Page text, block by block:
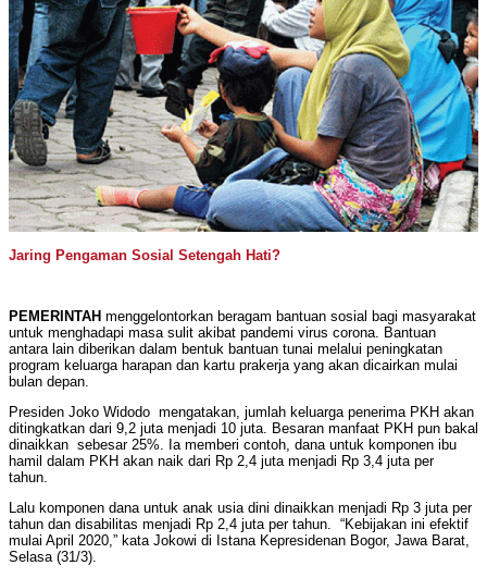
Jaring Pengaman Sosial Setengah Hati?
PEMERINTAH menggelontorkan beragam bantuan sosial bagi masyarakat
untuk menghadapi masa sulit akibat pandemi virus corona. Bantuan
antara lain diberikan dalam bentuk bantuan tunai melalui peningkatan
program keluarga harapan dan kartu prakerja yang akan dicairkan mulai
bulan depan.
Presiden Joko Widodo mengatakan, jumlah keluarga penerima PKH akan
ditingkatkan dari 9,2 juta menjadi 10 juta. Besaran manfaat PKH pun bakal
dinaikkan sebesar 25%. Ia memberi contoh, dana untuk komponen ibu
hamil dalam PKH akan naik dari Rp 2,4 juta menjadi Rp 3,4 juta per
tahun.
Lalu komponen dana untuk anak usia dini dinaikkan menjadi Rp 3 juta per
tahun dan disabilitas menjadi Rp 2,4 juta per tahun. “Kebijakan ini efektif
mulai April 2020,” kata Jokowi di Istana Kepresidenan Bogor, Jawa Barat,
Selasa (31/3).